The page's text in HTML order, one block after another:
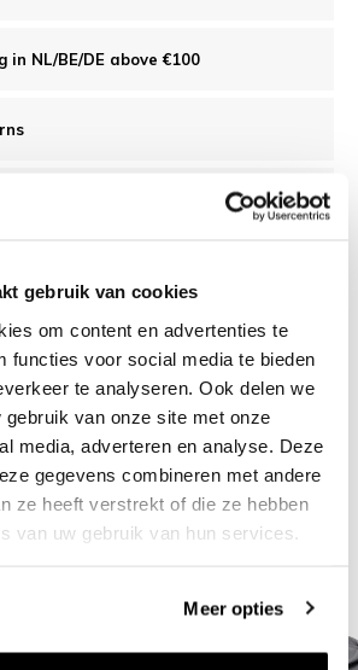
gebruik van cookies
om content en advertenties te
functies voor social media te bieden
te analyseren. Ook delen we
gebruik van onze site met onze
media, adverteren en analyse. Deze
gegevens combineren met andere
ze heeft verstrekt of die ze hebben
van uw gebruik van hun services.
Meer opties
in NL/BE/DE above €100
glad to help
Live chat Whatsapp
products